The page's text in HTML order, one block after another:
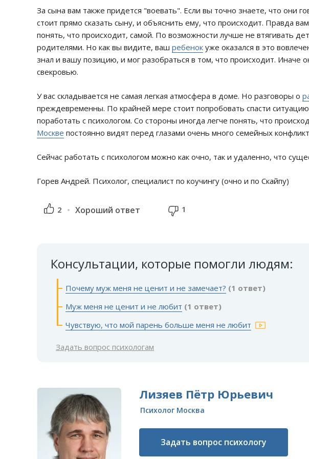
За сына вам также придется "воевать". Если вы точно знаете, что они
стоит прямо сказать сыну, и объяснить ему, что происходит. Правда
понять, что происходит, самой. По возможности лучше не втягивать
родителями. Но как вы видите, ваш ребенок уже оказался в это
знал и вашу позицию, и мог разобраться в том, что происходит. Иначе
свекровью.
У вас складывается не самая легкая атмосфера в доме. Но разговоры о
преждевременны. По крайней мере стоит попробовать спасти
поработать с психологом. Со стороны иногда легче понять, что
Москве постоянно видят перед глазами очень много семейных
Сейчас работать с психологом можно как очно, так и удаленно, что
Горев Андрей. Психолог, специалист по коучингу (очно и по Скайпу)
2 Хороший ответ 1
Консультации, которые помогли людям:
Почему муж меня не ценит и не замечает? (1 ответ)
Муж меня не ценит и не любит (1 ответ)
Чувствую, что мой парень больше меня не любит
Задать вопрос психологам
Лизяев Пётр Юрьевич
Психолог Москва
Задать вопрос психологу